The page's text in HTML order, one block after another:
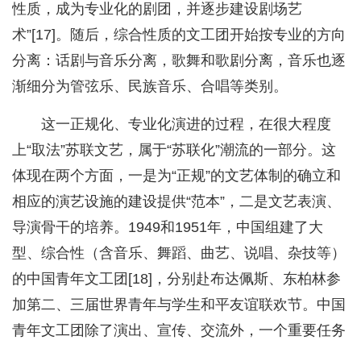
性质，成为专业化的剧团，并逐步建设剧场艺
术”[17]。随后，综合性质的文工团开始按专业的方向
分离：话剧与音乐分离，歌舞和歌剧分离，音乐也逐
渐细分为管弦乐、民族音乐、合唱等类别。
这一正规化、专业化演进的过程，在很大程度
上“取法”苏联文艺，属于“苏联化”潮流的一部分。这
体现在两个方面，一是为“正规”的文艺体制的确立和
相应的演艺设施的建设提供“范本”，二是文艺表演、
导演骨干的培养。1949和1951年，中国组建了大
型、综合性（含音乐、舞蹈、曲艺、说唱、杂技等）
的中国青年文工团[18]，分别赴布达佩斯、东柏林参
加第二、三届世界青年与学生和平友谊联欢节。中国
青年文工团除了演出、宣传、交流外，一个重要任务